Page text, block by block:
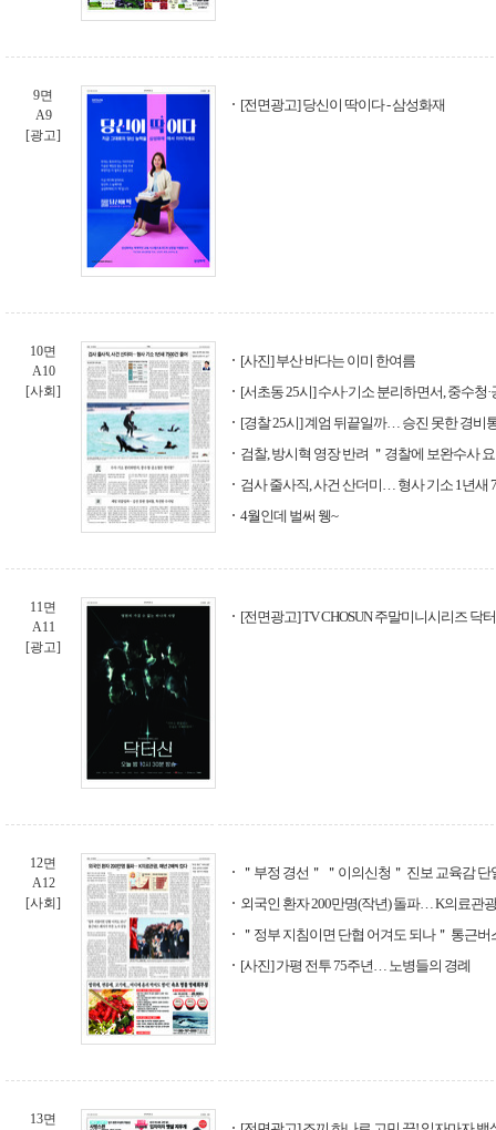
9면
A9
[광고]
[전면광고] 당신이 딱이다 - 삼성화재
10면
A10
[사회]
[사진] 부산 바다는 이미 한여름
[서초동 25시] 수사·기소 분리하면서, 중수청
[경찰 25시] 계엄 뒤끝일까… 승진 못한 경비
검찰, 방시혁 영장 반려 ＂경찰에 보완수사
검사 줄사직, 사건 산더미… 형사 기소 1년새
4월인데 벌써 웽~
11면
A11
[광고]
[전면광고] TV CHOSUN 주말미니시리즈 닥
12면
A12
[사회]
＂부정 경선＂ ＂이의신청＂ 진보 교육감
외국인 환자 200만명(작년) 돌파… K의료관
＂정부 지침이면 단협 어겨도 되나＂ 통근
[사진] 가평 전투 75주년… 노병들의 경례
13면